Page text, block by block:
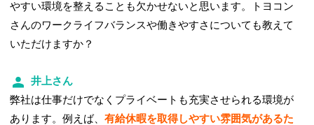
やすい環境を整えることも欠かせないと思います。トヨコン
さんのワークライフバランスや働きやすさについても教えて
いただけますか？
井上さん
弊社は仕事だけでなくプライベートも充実させられる環境が
あります。例えば、有給休暇を取得しやすい雰囲気があるた